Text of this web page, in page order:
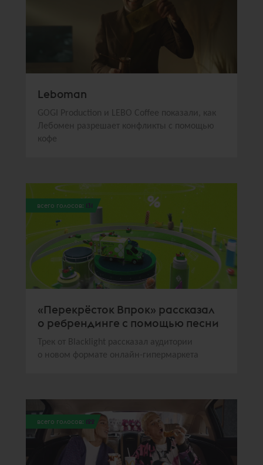
Leboman
GOGI Production и LEBO Coffee показали, как
Лебомен разрешает конфликты с помощью
кофе
всего голосов: 131
«Перекрёсток Впрок» рассказал
о ребрендинге с помощью песни
Трек от Blacklight рассказал аудитории
о новом формате онлайн-гипермаркета
всего голосов: 122